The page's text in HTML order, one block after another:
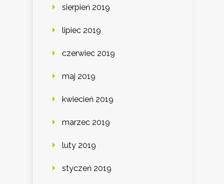
sierpień 2019
lipiec 2019
czerwiec 2019
maj 2019
kwiecień 2019
marzec 2019
luty 2019
styczeń 2019